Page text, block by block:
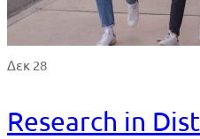
Δεκ 28
Research in